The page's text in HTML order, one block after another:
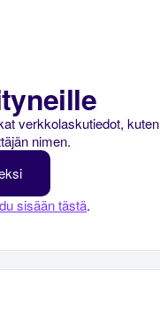
verkkolaskutiedot, kuten
nimen.
sisään tästä.